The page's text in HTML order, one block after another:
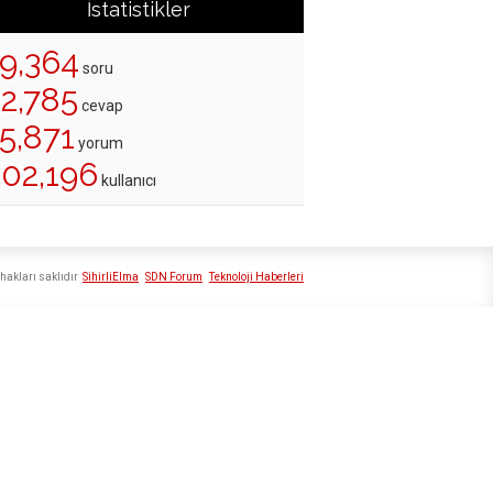
İstatistikler
soru
cevap
yorum
kullanıcı
SihirliElma SDN Forum Teknoloji Haberleri
saklıdır